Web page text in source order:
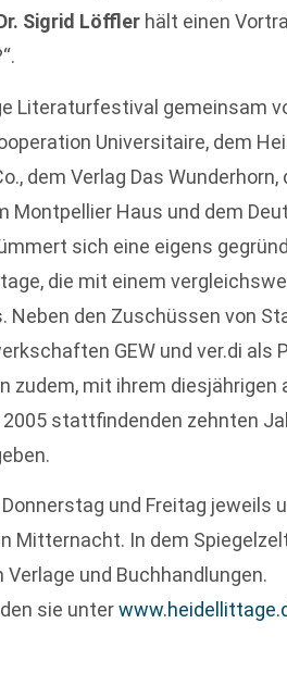
Sigrid Löffler hält einen
Literaturfestival gemeinsam
Universitaire, dem
dem Verlag Das Wunderhorn,
Montpellier Haus und dem
sich eine eigens
die mit einem
Neben den Zuschüssen von
GEW und ver.di als
zudem, mit ihrem diesjährigen
stattfindenden zehnten
und Freitag jeweils
Mitternacht. In dem
und Buchhandlungen.
sie unter